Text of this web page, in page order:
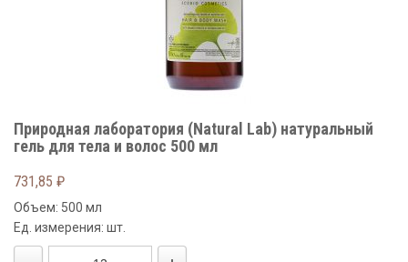
Природная лаборатория (Natural Lab) натуральный
гель для тела и волос 500 мл
731,85 ₽
Объем: 500 мл
Ед. измерения: шт.